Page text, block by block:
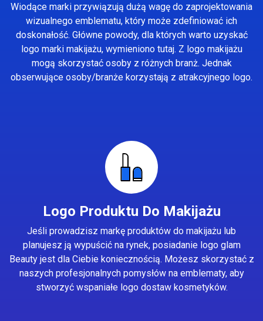
Wiodące marki przywiązują dużą wagę do zaprojektowania
wizualnego emblematu, który może zdefiniować ich
doskonałość. Główne powody, dla których warto uzyskać
logo marki makijażu, wymieniono tutaj. Z logo makijażu
mogą skorzystać osoby z różnych branż. Jednak
obserwujące osoby/branże korzystają z atrakcyjnego logo.
Logo Produktu Do Makijażu
Jeśli prowadzisz markę produktów do makijażu lub
planujesz ją wypuścić na rynek, posiadanie logo glam
Beauty jest dla Ciebie koniecznością. Możesz skorzystać z
naszych profesjonalnych pomysłów na emblematy, aby
stworzyć wspaniałe logo dostaw kosmetyków.